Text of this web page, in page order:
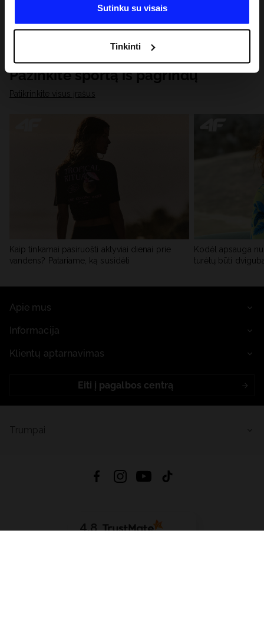
paslaugomis. Gavus Jūsų leidimą, mes galime perduoti
Jūsų asmeninę informaciją savo partneriams, siekdami
analitinius tyrimus, pritaikyti turinį ir tobulinti mūsų
partnerių siūlomus sprendimus (pvz., socialinius tinklus).
Išsamią informaciją rasite mūsų Privatumo politikoje ir
skiltyje „Išsami informacija“.
Sutinku su visais
Tinkinti
Pažinkite sportą iš pagrindų
Patikrinkite visus įrašus
Kaip tinkamai pasiruošti aktyviai dienai prie
vandens? Patariame, ką susidėti
Kodėl apsauga
turėtų būti
Apie mus
Informacija
Klientų aptarnavimas
Eiti į pagalbos centrą
4.8